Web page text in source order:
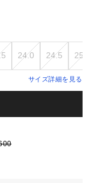
24.0 24.5 25.0
サイズ詳細を見る